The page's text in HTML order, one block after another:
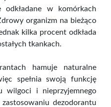
odkładane w komórkach
organizm na bieżąco
kilka procent odkłada
tkankach.
hamuje naturalne
spełnia swoją funkcję
wilgoci i nieprzyjemnego
dezodorantu